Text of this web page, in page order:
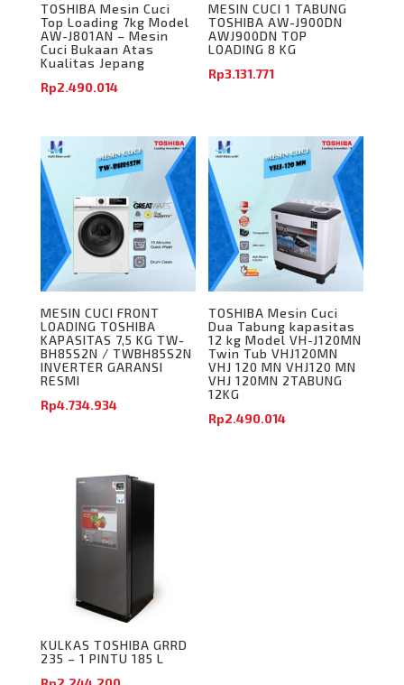
TOSHIBA Mesin Cuci
Top Loading 7kg Model
AW-J801AN – Mesin
Cuci Bukaan Atas
Kualitas Jepang
Rp2.490.014
MESIN CUCI 1 TABUNG
TOSHIBA AW-J900DN
AWJ900DN TOP
LOADING 8 KG
Rp3.131.771
MESIN CUCI FRONT
LOADING TOSHIBA
KAPASITAS 7,5 KG TW-
BH85S2N / TWBH85S2N
INVERTER GARANSI
RESMI
Rp4.734.934
TOSHIBA Mesin Cuci
Dua Tabung kapasitas
12 kg Model VH-J120MN
Twin Tub VHJ120MN
VHJ 120 MN VHJ120 MN
VHJ 120MN 2TABUNG
12KG
Rp2.490.014
KULKAS TOSHIBA GRRD
235 – 1 PINTU 185 L